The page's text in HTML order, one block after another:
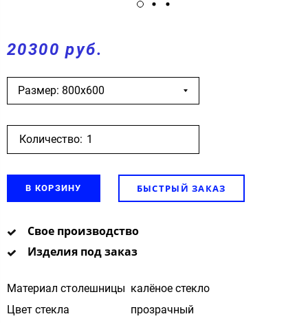
20300 руб.
Размер: 800х600
Количество:
В КОРЗИНУ БЫСТРЫЙ ЗАКАЗ
Свое производство
Изделия под заказ
Материал столешницы калёное стекло
Цвет стекла
прозрачный